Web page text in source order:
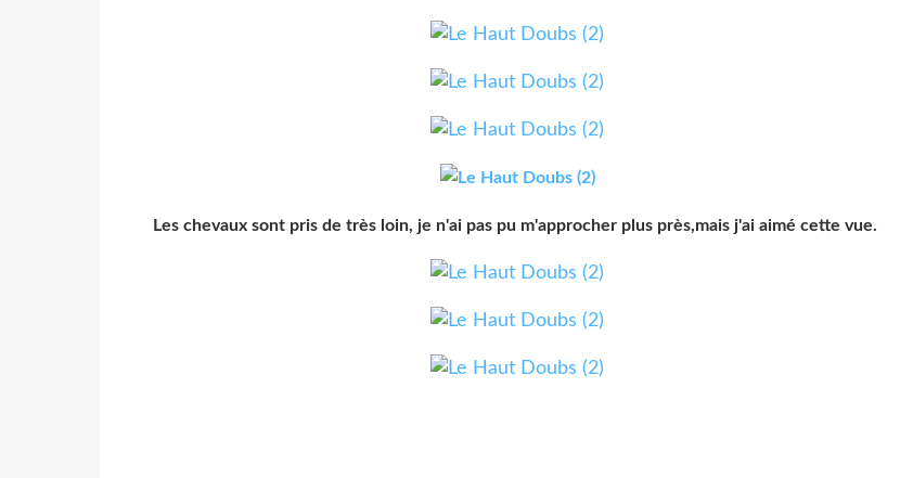
Les chevaux sont pris de très loin, je n'ai pas pu m'approcher plus près,mais j'ai aimé cette vue.